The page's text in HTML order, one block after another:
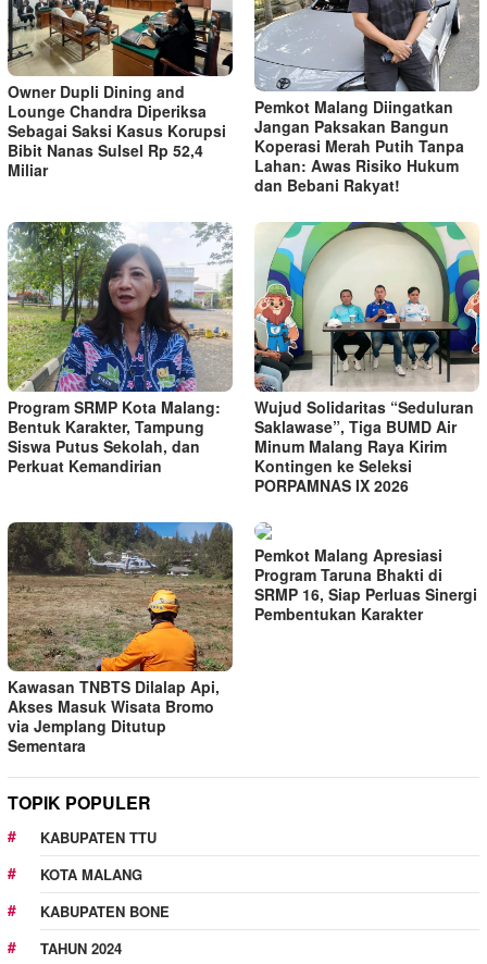
Owner Dupli Dining and
Lounge Chandra Diperiksa
Sebagai Saksi Kasus Korupsi
Bibit Nanas Sulsel Rp 52,4
Miliar
Pemkot Malang Diingatkan
Jangan Paksakan Bangun
Koperasi Merah Putih Tanpa
Lahan: Awas Risiko Hukum
dan Bebani Rakyat!
Program SRMP Kota Malang:
Bentuk Karakter, Tampung
Siswa Putus Sekolah, dan
Perkuat Kemandirian
Wujud Solidaritas “Seduluran
Saklawase”, Tiga BUMD Air
Minum Malang Raya Kirim
Kontingen ke Seleksi
PORPAMNAS IX 2026
Kawasan TNBTS Dilalap Api,
Akses Masuk Wisata Bromo
via Jemplang Ditutup
Sementara
Pemkot Malang Apresiasi
Program Taruna Bhakti di
SRMP 16, Siap Perluas Sinergi
Pembentukan Karakter
TOPIK POPULER
KABUPATEN TTU
KOTA MALANG
KABUPATEN BONE
TAHUN 2024